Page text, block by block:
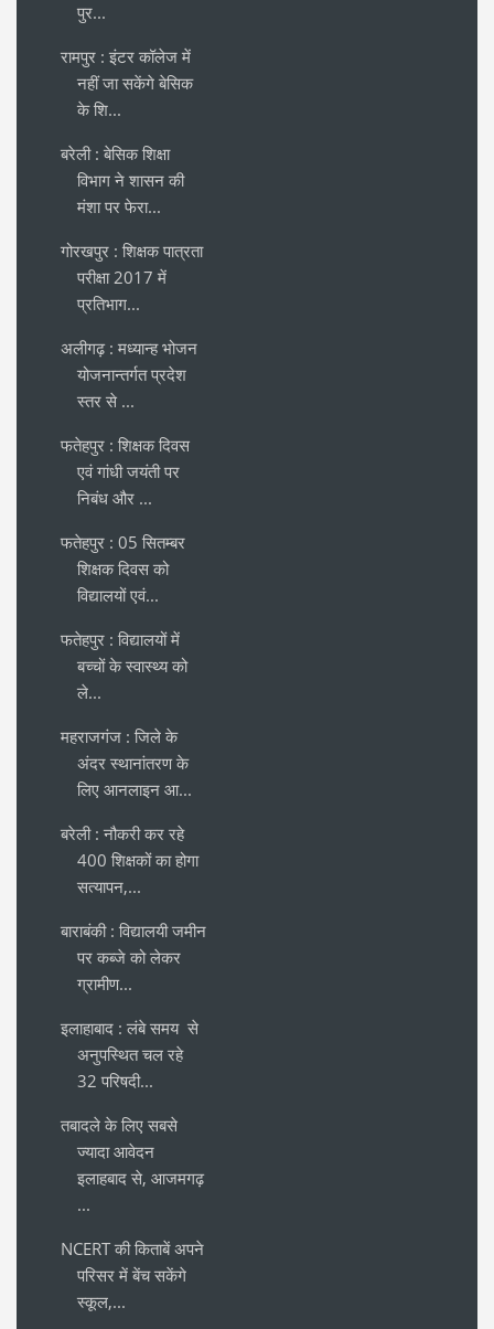
पुर...
रामपुर : इंटर कॉलेज में
नहीं जा सकेंगे बेसिक
के शि...
बरेली : बेसिक शिक्षा
विभाग ने शासन की
मंशा पर फेरा...
गोरखपुर : शिक्षक पात्रता
परीक्षा 2017 में
प्रतिभाग...
अलीगढ़ : मध्यान्ह भोजन
योजनान्तर्गत प्रदेश
स्तर से ...
फतेहपुर : शिक्षक दिवस
एवं गांधी जयंती पर
निबंध और ...
फतेहपुर : 05 सितम्बर
शिक्षक दिवस को
विद्यालयों एवं...
फतेहपुर : विद्यालयों में
बच्चों के स्वास्थ्य को
ले...
महराजगंज : जिले के
अंदर स्थानांतरण के
लिए आनलाइन आ...
बरेली : नौकरी कर रहे
400 शिक्षकों का होगा
सत्यापन,...
बाराबंकी : विद्यालयी जमीन
पर कब्जे को लेकर
ग्रामीण...
इलाहाबाद : लंबे समय से
अनुपस्थित चल रहे
32 परिषदी...
तबादले के लिए सबसे
ज्यादा आवेदन
इलाहबाद से, आजमगढ़
...
NCERT की किताबें अपने
परिसर में बेंच सकेंगे
स्कूल,...